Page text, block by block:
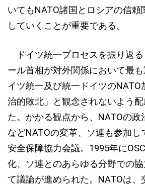
いてもNATO諸国とロシアの信頼
していくことが重要である。
ドイツ統一プロセスを振り返る
ール首相が対外関係において最
イツ統一及び統一ドイツのNATO
治的敗北」と観念されないよう
た。かかる観点から、NATOの政
などNATOの変革、ソ連も参加し
安全保障協力会議。1995年に
化、ソ連とのあらゆる分野での
て議論が進められた。NATOは、